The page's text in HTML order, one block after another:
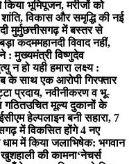
भूमिपूजन, मरीजों को
विकास और समृद्धि की नई
मुर्मुछत्तीसगढ़ में बस्तर से
कदममहानदी विवाद नहीं,
: मुख्यमंत्री विष्णुदेव
न हो यही हमारा लक्ष्य :
के साथ एक आरोपी गिरफ्तार
प्रदाय, नवीनीकरण व भू-
गठितउचित मूल्य दुकानों के
सीएम हेल्पलाइन बनी सहारा, 7
में विकसित होंगे 4 नए
में किया जलाभिषेक: भगवान
की कामना‘नेचर्स